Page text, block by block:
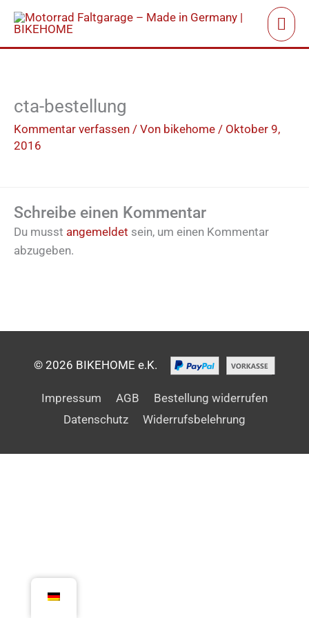
Zum
Inhalt
springen
cta-bestellung
Kommentar verfassen / Von bikehome / Oktober 9,
2016
Schreibe einen Kommentar
Du musst angemeldet sein, um einen Kommentar
abzugeben.
© 2026 BIKEHOME e.K.
Impressum AGB
Bestellung widerrufen
Datenschutz
Widerrufsbelehrung